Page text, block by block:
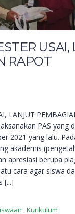
RAPOT
LANJUT
PAS yang
2021 yang lalu.
akademis
apresiasi berupa
cara agar siswa
[...]
,Kurikulum